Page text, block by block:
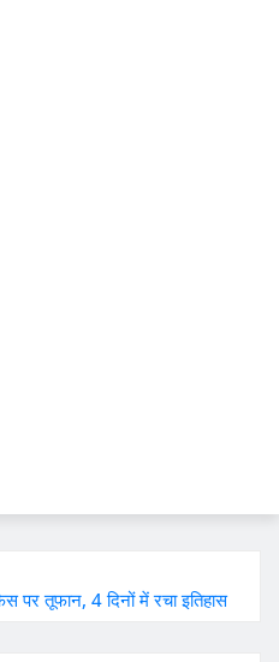
पर तूफान, 4 दिनों में रचा इतिहास